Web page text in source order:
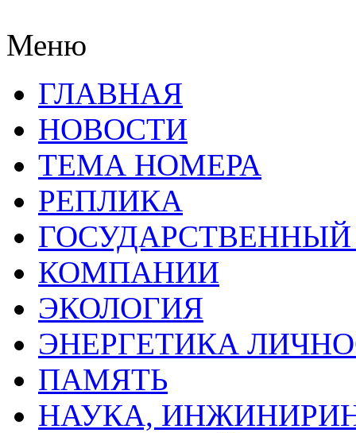
Меню
ГЛАВНАЯ
НОВОСТИ
ТЕМА НОМЕРА
РЕПЛИКА
КОМПАНИИ
ЭКОЛОГИЯ
ЭНЕРГЕТИКА
ПАМЯТЬ
НАУКА,